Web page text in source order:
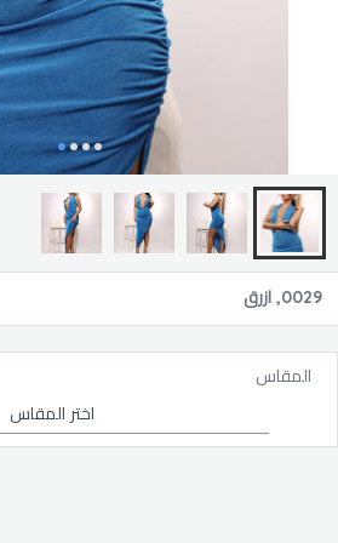
0029, ازرق
المقاس
اختر المقاس